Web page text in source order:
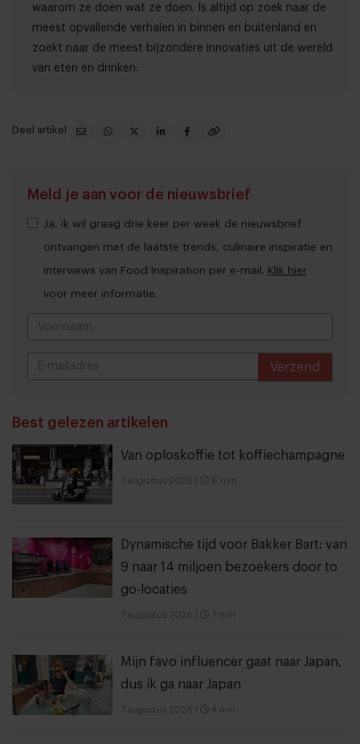
waarom ze doen wat ze doen. Is altijd op zoek naar de
meest opvallende verhalen in binnen en buitenland en
zoekt naar de meest bijzondere innovaties uit de wereld
van eten en drinken.
Deel artikel
Meld je aan voor de nieuwsbrief
Ja, ik wil graag drie keer per week de nieuwsbrief
ontvangen met de laatste trends, culinaire inspiratie en
interviews van Food Inspiration per e-mail. Klik hier
voor meer informatie.
Verzend
Best gelezen artikelen
Van oploskoffie tot koffiechampagne
7 augustus 2026 6 min
Dynamische tijd voor Bakker Bart: van
9 naar 14 miljoen bezoekers door to
go-locaties
7 augustus 2026 7 min
Mijn favo influencer gaat naar Japan,
dus ik ga naar Japan
7 augustus 2026 4 min